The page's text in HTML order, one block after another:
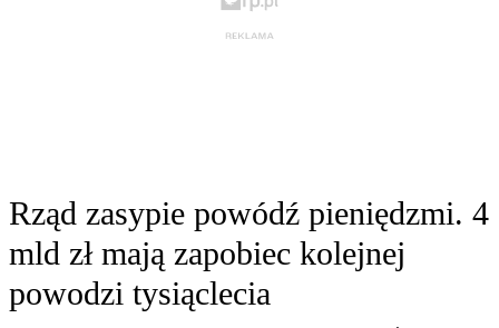
Rząd zasypie powódź pieniędzmi. 4
mld zł mają zapobiec kolejnej
powodzi tysiąclecia